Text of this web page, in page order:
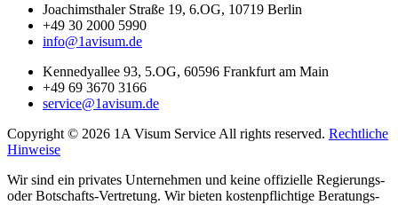
Joachimsthaler Straße 19, 6.OG, 10719 Berlin
+49 30 2000 5990
info@1avisum.de
Kennedyallee 93, 5.OG, 60596 Frankfurt am Main
+49 69 3670 3166
service@1avisum.de
Copyright © 2026 1A Visum Service All rights reserved. Rechtliche
Hinweise
Wir sind ein privates Unternehmen und keine offizielle Regierungs-
oder Botschafts-Vertretung. Wir bieten kostenpflichtige Beratungs-